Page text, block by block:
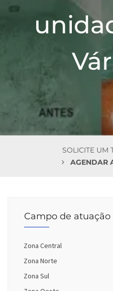
SOLICITE UM
AGENDAR
Campo de atuação
Zona Central
Zona Norte
Zona Sul